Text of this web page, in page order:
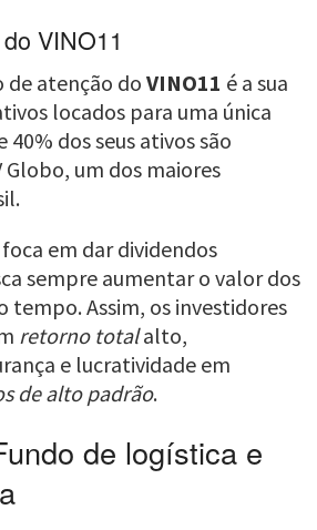
VINO11
atenção do VINO11 é a sua
locados para uma única
40% dos seus ativos são
Globo, um dos maiores
em dar dividendos
sempre aumentar o valor dos
tempo. Assim, os investidores
retorno totalalto,
e lucratividade em
de alto padrão.
de logística e